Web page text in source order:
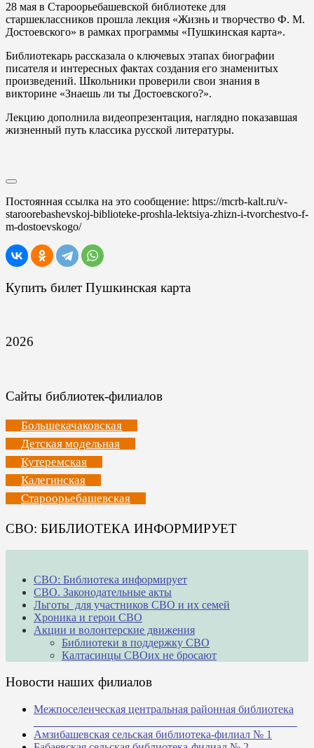
28 мая в Староорьебашевской библиотеке для
старшеклассников прошла лекция «Жизнь и творчество Ф. М.
Достоевского» в рамках программы «Пушкинская карта».
Библиотекарь рассказала о ключевых этапах биографии
писателя и интересных фактах создания его знаменитых
произведений. Школьники проверили свои знания в
викторине «Знаешь ли ты Достоевского?».
Лекцию дополнила видеопрезентация, наглядно показавшая
жизненный путь классика русской литературы.
Постоянная ссылка на это сообщение: https://mcrb-kalt.ru/v-
staroorebashevskoj-biblioteke-proshla-lektsiya-zhizn-i-tvorchestvo-f-
m-dostoevskogo/
Купить билет Пушкинская карта
2026
Сайты библиотек-филиалов
Большекачаковская
Детская модельная
Кутеремская
Калегинская
Староорьебашевская
СВО: БИБЛИОТЕКА ИНФОРМИРУЕТ
СВО: Библиотека информирует
СВО. Законодательные акты
Льготы для участников СВО и их семей
Хроника и герои СВО
Акции и волонтерские движения
Библиотеки в поддержку СВО
Калтасинцы СВОих не бросают
Новости наших филиалов
Межпоселенческая центральная районная библиотека
Амзибашевская сельская библиотека-филиал № 1